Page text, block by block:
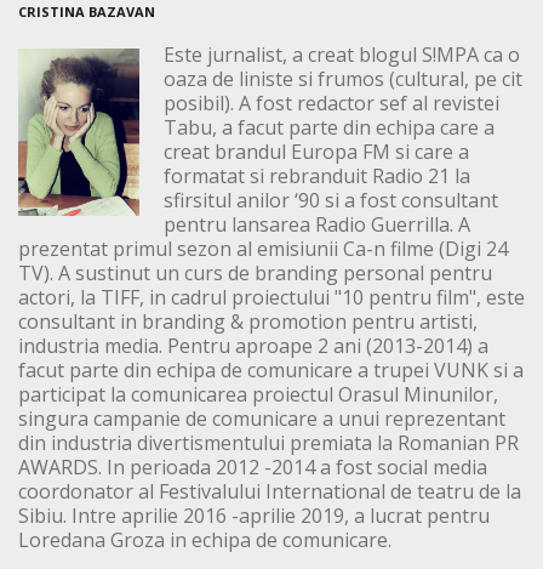
CRISTINA BAZAVAN
Este jurnalist, a creat blogul S!MPA ca o
oaza de liniste si frumos (cultural, pe cit
posibil). A fost redactor sef al revistei
Tabu, a facut parte din echipa care a
creat brandul Europa FM si care a
formatat si rebranduit Radio 21 la
sfirsitul anilor ‘90 si a fost consultant
pentru lansarea Radio Guerrilla. A
prezentat primul sezon al emisiunii Ca-n filme (Digi 24
TV). A sustinut un curs de branding personal pentru
actori, la TIFF, in cadrul proiectului "10 pentru film", este
consultant in branding & promotion pentru artisti,
industria media. Pentru aproape 2 ani (2013-2014) a
facut parte din echipa de comunicare a trupei VUNK si a
participat la comunicarea proiectul Orasul Minunilor,
singura campanie de comunicare a unui reprezentant
din industria divertismentului premiata la Romanian PR
AWARDS. In perioada 2012 -2014 a fost social media
coordonator al Festivalului International de teatru de la
Sibiu. Intre aprilie 2016 -aprilie 2019, a lucrat pentru
Loredana Groza in echipa de comunicare.